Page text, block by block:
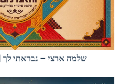
שלמה ארצי – נבראתי לך